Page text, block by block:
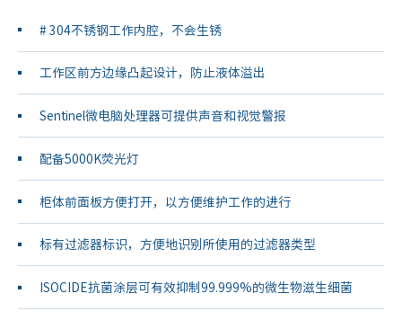
# 304不锈钢工作内腔，不会生锈
工作区前方边缘凸起设计，防止液体溢出
Sentinel微电脑处理器可提供声音和视觉警报
配备5000K荧光灯
柜体前面板方便打开，以方便维护工作的进行
标有过滤器标识，方便地识别所使用的过滤器类型
ISOCIDE抗菌涂层可有效抑制99.999%的微生物滋生细菌